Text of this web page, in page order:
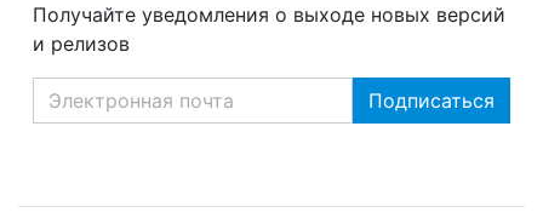
Получайте уведомления о выходе новых версий
и релизов